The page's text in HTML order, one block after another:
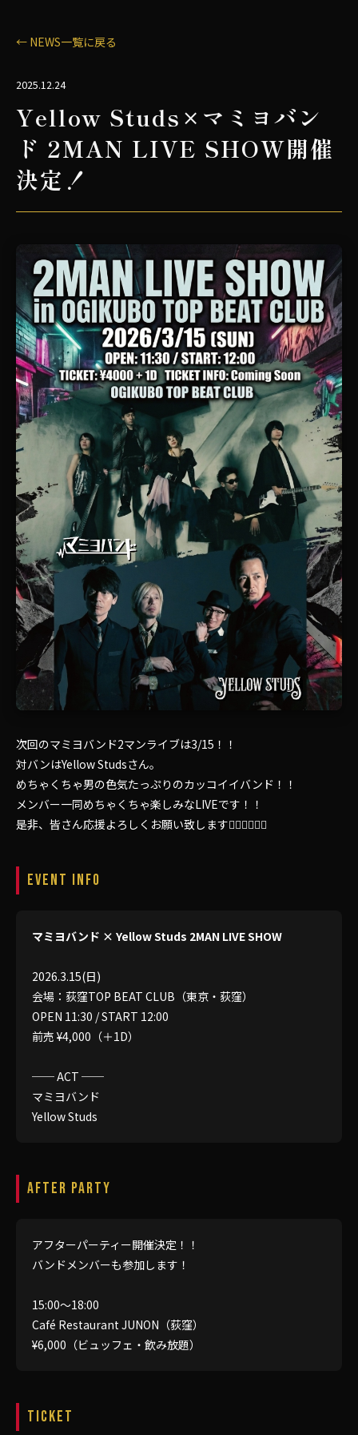
← NEWS一覧に戻る
2025.12.24
Yellow Studs×マミヨバン
ド 2MAN LIVE SHOW開催
決定！
次回のマミヨバンド2マンライブは3/15！！
対バンはYellow Studsさん。
めちゃくちゃ男の色気たっぷりのカッコイイバンド！！
メンバー一同めちゃくちゃ楽しみなLIVEです！！
是非、皆さん応援よろしくお願い致します🙇‍♂️🙇‍♂️🙇‍♂️
EVENT INFO
マミヨバンド × Yellow Studs 2MAN LIVE SHOW
2026.3.15(日)
会場：荻窪TOP BEAT CLUB（東京・荻窪）
OPEN 11:30 / START 12:00
前売 ¥4,000（＋1D）
── ACT ──
マミヨバンド
Yellow Studs
AFTER PARTY
アフターパーティー開催決定！！
バンドメンバーも参加します！
15:00〜18:00
Café Restaurant JUNON（荻窪）
¥6,000（ビュッフェ・飲み放題）
TICKET